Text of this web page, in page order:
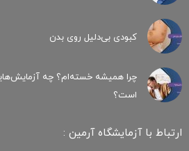
کبودی‌ بی‌دلیل روی بدن
چرا همیشه خسته‌ام؟ چه
است؟
ارتباط با آزمایشگاه آرمین :